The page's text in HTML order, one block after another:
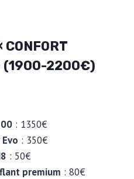
CONFORT
(1900-2200€)
: 1350€
: 350€
: 50€
premium : 80€